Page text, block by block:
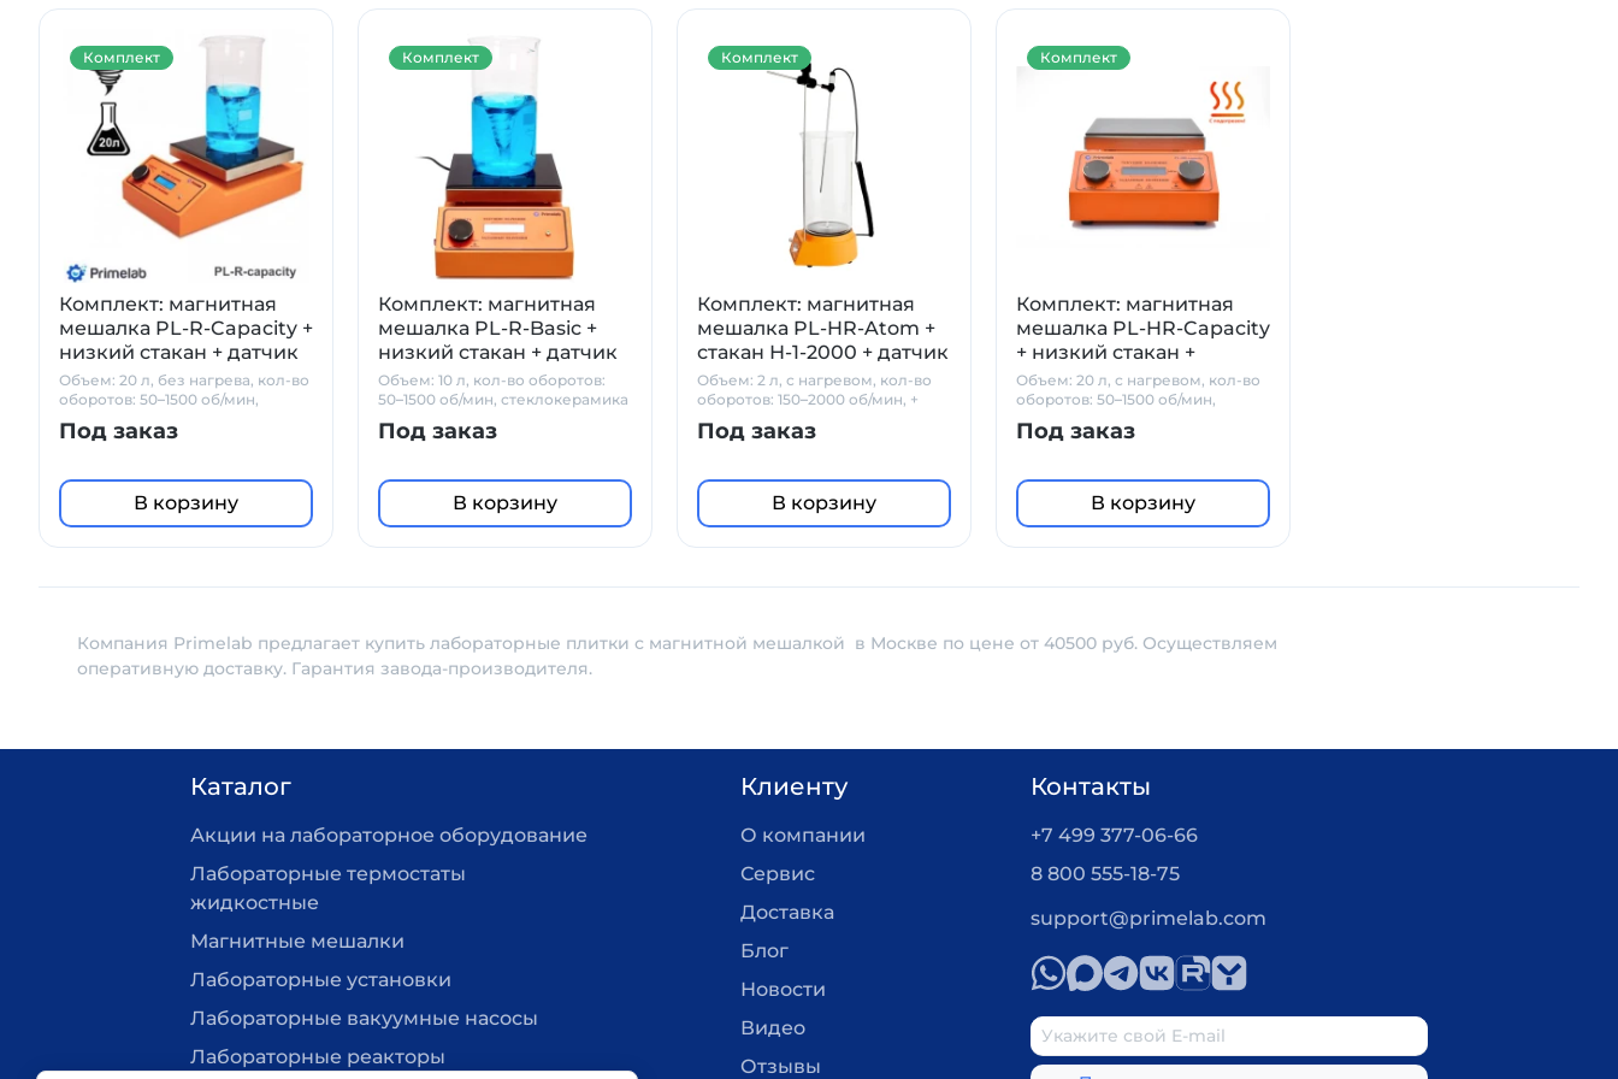
Комплект: магнитная
мешалка PL-R-Capacity +
низкий стакан + датчик
PT1000 + штатив
Primelab
Объем: 20 л, без нагрева, кол-во
оборотов: 50–1500 об/мин,
стеклокерамика
Под заказ
В корзину
Комплект
Комплект: магнитная
мешалка PL-R-Basic +
низкий стакан + датчик
PT1000 + штатив
Primelab
Объем: 10 л, кол-во оборотов:
50–1500 об/мин, стеклокерамика
Под заказ
В корзину
Комплект
Комплект: магнитная
мешалка PL-HR-Atom +
стакан Н-1-2000 + датчик
PT1000 + штатив
Объем: 2 л, с нагревом, кол-во
оборотов: 150–2000 об/мин, +
стакан Н-1-2000 + PT1000 +
штатив
Под заказ
В корзину
Комплект
Комплект: магнитная
мешалка PL-HR-Capacity
+ низкий стакан +
датчик PT1000 + штатив
Primelab
Объем: 20 л, с нагревом, кол-во
оборотов: 50–1500 об/мин,
стеклокерамика
Под заказ
В корзину
Комплект
Компания Primelab предлагает купить лабораторные плитки с магнитной мешалкой в Москве по цене от 40500 руб. Осуществляем
оперативную доставку. Гарантия завода-производителя.
Каталог
Акции на лабораторное оборудование
Лабораторные термостаты
жидкостные
Магнитные мешалки
Лабораторные установки
Лабораторные вакуумные насосы
Лабораторные реакторы
Клиенту
О компании
Сервис
Доставка
Блог
Новости
Видео
Отзывы
Контакты
+7 499 377-06-66
8 800 555-18-75
support@primelab.com